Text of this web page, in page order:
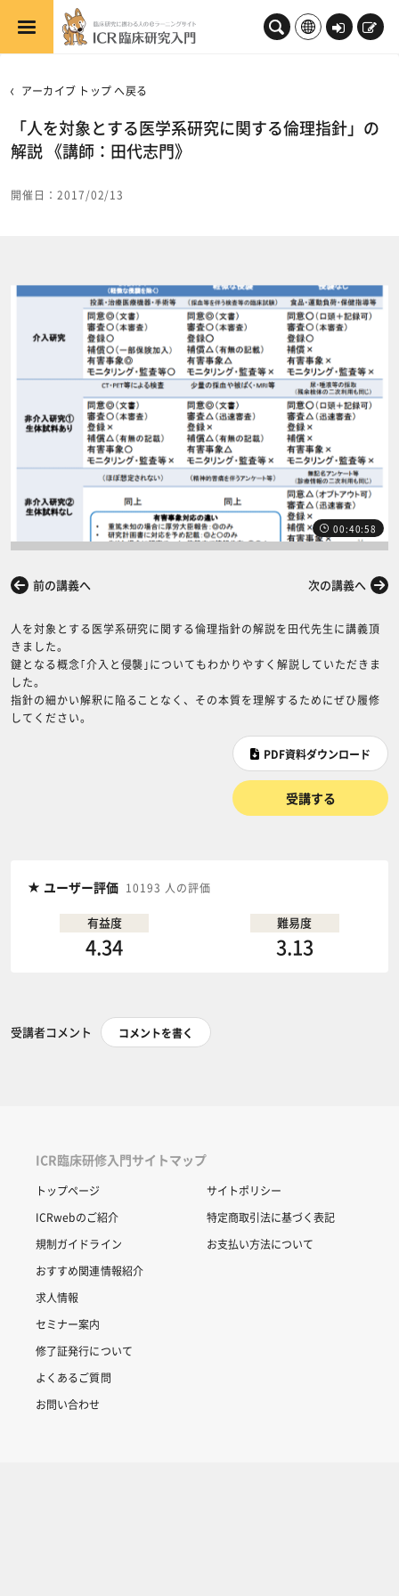
メインコンテンツへスキップする
ロ
新
アーカイブ トップ へ戻る
「人を対象とする医学系研究に関する倫理指針」の
解説 《講師：田代志門》
開催日：2017/02/13
00:40:58
前の講義へ 次の講義へ
人を対象とする医学系研究に関する倫理指針の解説を田代先生に講義頂
きました。
鍵となる概念｢介入と侵襲｣についてもわかりやすく解説していただきま
した。
指針の細かい解釈に陥ることなく、その本質を理解するためにぜひ履修
してください。
PDF資料ダウンロード
受講する
ユーザー評価 10193 人の評価
有益度
4.34
難易度
3.13
受講者コメント コメントを書く
ICR臨床研修入門サイトマップ
トップページ
ICRwebのご紹介
規制ガイドライン
おすすめ関連情報紹介
求人情報
セミナー案内
修了証発行について
よくあるご質問
お問い合わせ
サイトポリシー
特定商取引法に基づく表記
お支払い方法について